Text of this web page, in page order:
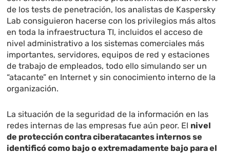
de los tests de penetración, los analistas de Kaspersky
Lab consiguieron hacerse con los privilegios más altos
en toda la infraestructura TI, incluidos el acceso de
nivel administrativo a los sistemas comerciales más
importantes, servidores, equipos de red y estaciones
de trabajo de empleados, todo ello simulando ser un
“atacante” en Internet y sin conocimiento interno de la
organización.
La situación de la seguridad de la información en las
redes internas de las empresas fue aún peor. El nivel
de protección contra ciberatacantes internos se
identificó como bajo o extremadamente bajo para el